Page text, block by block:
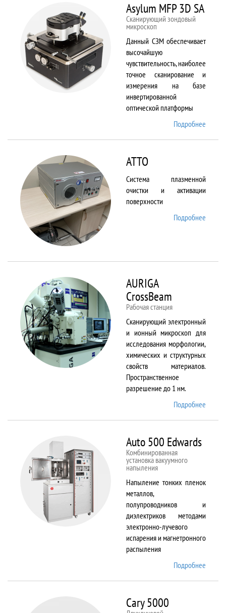
Asylum MFP 3D SA
Сканирующий зондовый
микроскоп
Данный СЗМ обеспечивает
высочайшую
чувствительность, наиболее
точное сканирование и
измерения на базе
инвертированной
оптической платформы
Подробнее
ATTO
Система плазменной
очистки и активации
поверхности
Подробнее
AURIGA
CrossBeam
Рабочая станция
Сканирующий электронный
и ионный микроскоп для
исследования морфологии,
химических и структурных
свойств материалов.
Пространственное
разрешение до 1 нм.
Подробнее
Auto 500 Edwards
Комбинированная
установка вакуумного
напыления
Напыление тонких пленок
металлов,
полупроводников и
диэлектриков методами
электронно-лучевого
испарения и магнетронного
распыления
Подробнее
Cary 5000